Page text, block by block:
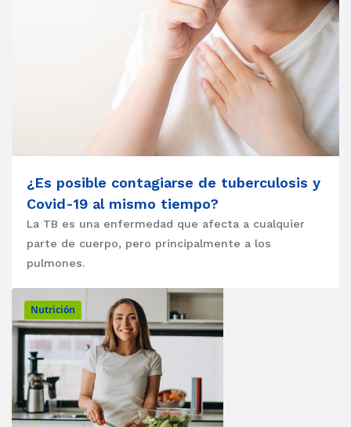
¿Es posible contagiarse de tuberculosis y
Covid-19 al mismo tiempo?
La TB es una enfermedad que afecta a cualquier
parte de cuerpo, pero principalmente a los
pulmones.
Nutrición